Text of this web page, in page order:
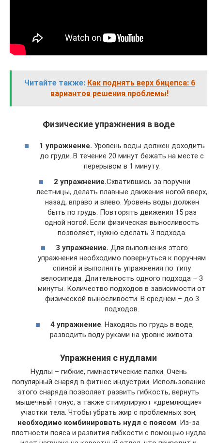
Читайте также: Как поднять верх бицепса: 6
вариантов решения проблемы!
Физические упражнения в воде
1 упражнение. Уровень воды должен доходить
до груди. В течение 20 минут бежать на месте с
перерывом в 1 минуту.
2 упражнение.Схватившись за поручни
лестницы, делать плавные движения ногой вверх,
назад, вправо и влево. Уровень воды должен
быть по грудь. Повторять движения 15 раз
одной ногой. Если физическая выносливость
позволяет, нужно сделать 3 подхода.
3 упражнение. Для выполнения этого
упражнения необходимо повернуться к поручням
спиной и выполнять упражнения по типу
велосипеда. Длительность одного подхода – 3
минуты. Количество подходов в зависимости от
физической выносливости. В среднем – до 3
подходов.
4 упражнение. Находясь по грудь в воде,
разводить воду руками на уровне живота.
Упражнения с нудлами
Нудлы – гибкие, гимнастические палки. Очень
популярный снаряд в фитнес индустрии. Использование
этого снаряда позволяет развить гибкость, вернуть
мышечный тонус, а также стимулируют «дремлющие»
участки тела. Чтобы убрать жир с проблемных зон,
необходимо комбинировать нудл с поясом. Из-за
плотности пояса и развития гибкости с помощью нудла